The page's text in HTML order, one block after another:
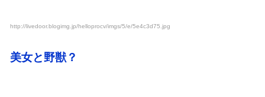
http://livedoor.blogimg.jp/helloprocv/imgs/5/e/5e4c3d75.jpg
美女と野獣？